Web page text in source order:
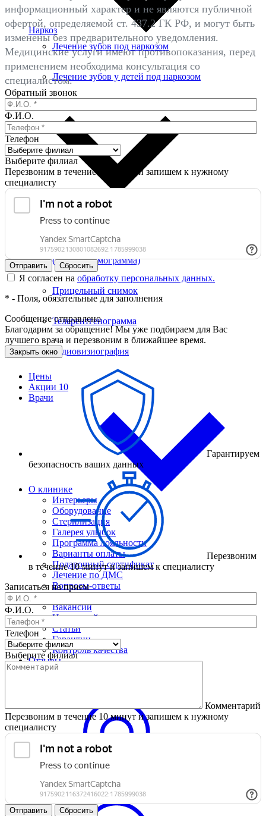
Наркоз
Лечение зубов под наркозом
Лечение зубов у детей под наркозом
Рентгенодиагностика
3D снимок зубов
Панорамный снимок зубов
(ортопантомограмма)
Прицельный снимок
Телерентгенограмма
Радиовизиография
Цены
Акции 10
Врачи
О клинике
Интерьеры
Оборудование
Стерилизация
Галерея улыбок
Программа лояльности
Варианты оплаты
Подарочный сертификат
Лечение по ДМС
Вопросы-ответы
Лицензии и сертификаты
Вакансии
Налоговый вычет
Статьи
Гарантии
Контроль качества
Отзывы
Фото работ
на пр. Просвещения
информационный характер и не являются публичной
офертой, определяемой ст. 437.2 ГК РФ, и могут быть
изменены без предварительного уведомления.
Медицинские услуги имеют противопоказания, перед
применением необходима консультация со
специалистом.
Обратный звонок
Ф.И.О.
Телефон
Выберите филиал
Перезвоним в течение 10 минут и запишем к нужному
специалисту
Отправить Сбросить
Я согласен на обработку персональных данных.
* - Поля, обязательные для заполнения
Сообщение отправлено
Благодарим за обращение! Мы уже подбираем для Вас
лучшего врача и перезвоним в ближайшее время.
Закрыть окно
Гарантируем
безопасность ваших данных
Перезвоним
в течение 10 минут и запишем к специалисту
Записаться на прием
Ф.И.О.
Телефон
Выберите филиал
Комментарий
Перезвоним в течение 10 минут и запишем к нужному
специалисту
Отправить Сбросить